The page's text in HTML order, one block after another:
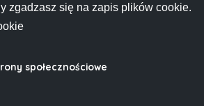
zgadzasz się na zapis plików cookie.
społecznościowe